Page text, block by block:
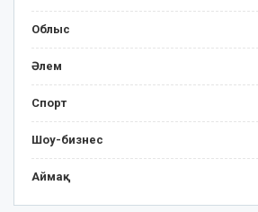
Облыс
Әлем
Спорт
Шоу-бизнес
Аймақ